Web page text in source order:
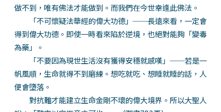
做不到，唯有佛法才能做到。而我們在今世幸逢此佛法。
「不可懷疑法華經的偉大功德」──長遠來看，一定會
得到偉大功德。即使一時看來陷於逆境，也絕對能夠「變毒
為藥」。
「不要因為現世生活沒有獲得安穩就感嘆」──若是一
帆風順，生命就得不到磨練。想吃就吃、想睡就睡的話，人
便會墮落。
對抗難才能建立生命金剛不壞的偉大境界。所以大聖人